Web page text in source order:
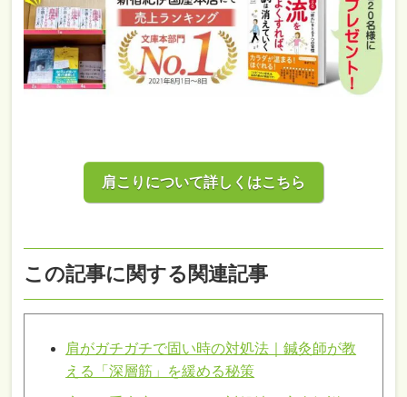
肩こりについて詳しくはこちら
この記事に関する関連記事
肩がガチガチで固い時の対処法｜鍼灸師が教
える「深層筋」を緩める秘策